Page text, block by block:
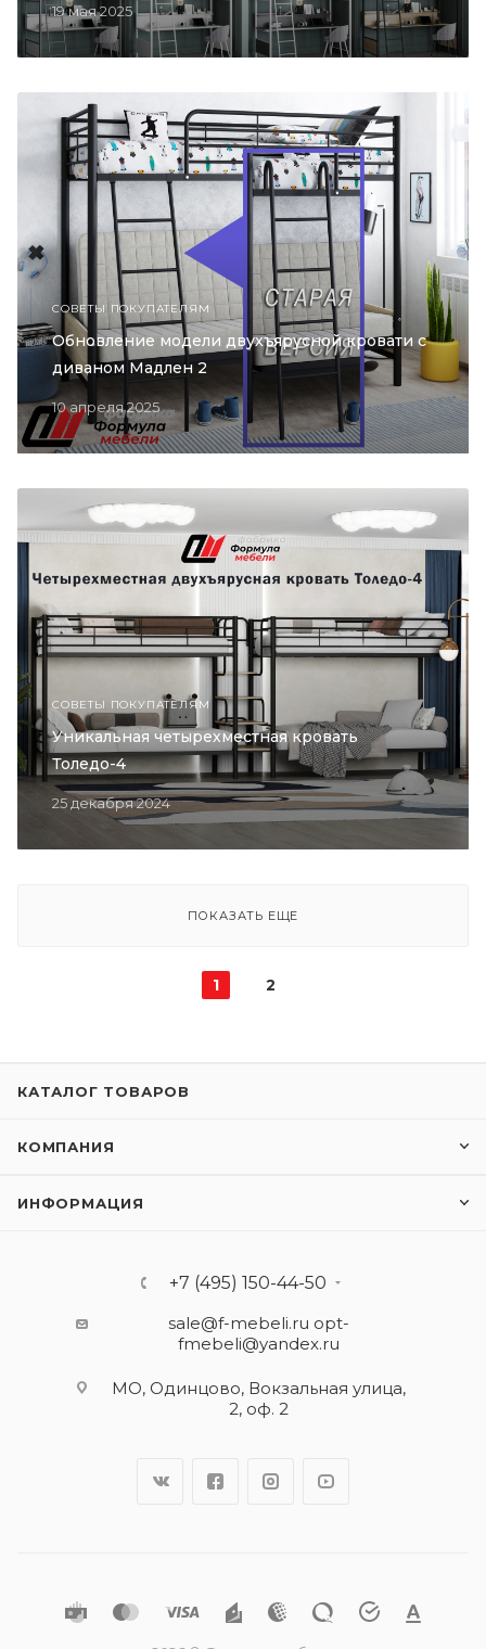
19 мая 2025
СОВЕТЫ ПОКУПАТЕЛЯМ
10 апреля 2025
Обновление модели двухъярусной кровати с
диваном Мадлен 2
СОВЕТЫ ПОКУПАТЕЛЯМ
25 декабря 2024
Уникальная четырехместная кровать
Толедо-4
ПОКАЗАТЬ ЕЩЕ
1 2
КАТАЛОГ ТОВАРОВ
КОМПАНИЯ
ИНФОРМАЦИЯ
+7 (495) 150-44-50
sale@f-mebeli.ru opt-
fmebeli@yandex.ru
МО, Одинцово, Вокзальная улица,
2, оф. 2